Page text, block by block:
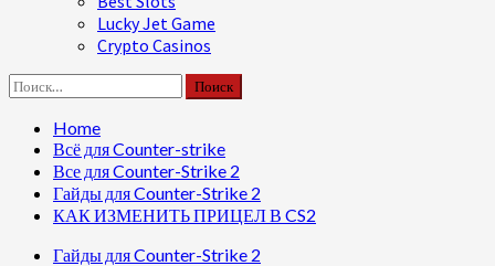
Lucky Jet Game
Crypto Casinos
Найти:
Home
Всё для Counter-strike
Все для Counter-Strike 2
Гайды для Counter-Strike 2
КАК ИЗМЕНИТЬ ПРИЦЕЛ В CS2
Гайды для Counter-Strike 2